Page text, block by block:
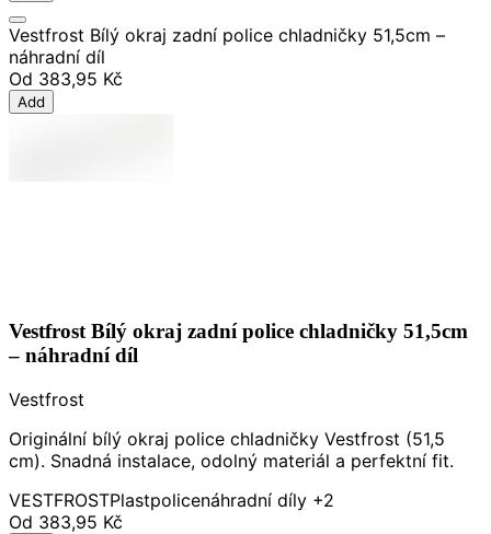
Vestfrost Bílý okraj zadní police chladničky 51,5cm –
náhradní díl
Od 383,95 Kč
Add
Vestfrost Bílý okraj zadní police chladničky 51,5cm
– náhradní díl
Vestfrost
Originální bílý okraj police chladničky Vestfrost (51,5
cm). Snadná instalace, odolný materiál a perfektní fit.
VESTFROSTPlastpolicenáhradní díly +2
Od 383,95 Kč